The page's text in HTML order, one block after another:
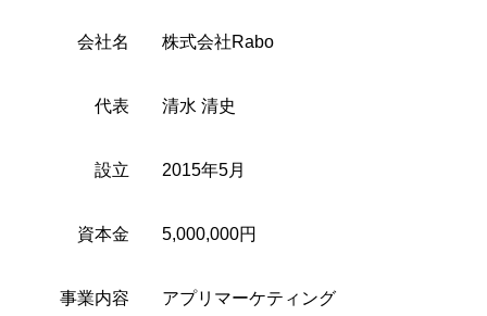
会社名 株式会社Rabo
代表 清水 清史
設立 2015年5月
資本金 5,000,000円
事業内容
アプリマーケティング